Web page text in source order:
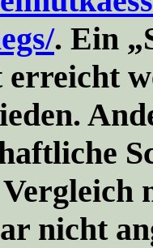
. Ein
nicht